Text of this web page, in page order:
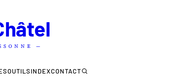
—
OUTILSINDEXCONTACT